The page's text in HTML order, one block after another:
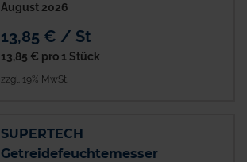
August 2026
13,85 € / St
13,85 € pro 1 Stück
zzgl. 19% MwSt.
SUPERTECH
Getreidefeuchtemesser